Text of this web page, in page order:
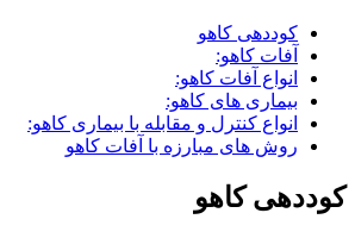
کوددهی کاهو
آفات کاهو:
انواع آفات کاهو:
بیماری های کاهو:
انواع کنترل و مقابله با بیماری کاهو:
روش های مبارزه با آفات کاهو
کوددهی کاهو